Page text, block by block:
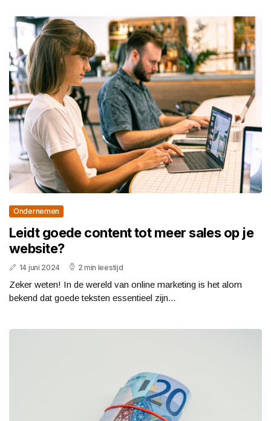
Ondernemen
Leidt goede content tot meer sales op je
website?
14 juni 2024 2 min leestijd
Zeker weten! In de wereld van online marketing is het alom
bekend dat goede teksten essentieel zijn...